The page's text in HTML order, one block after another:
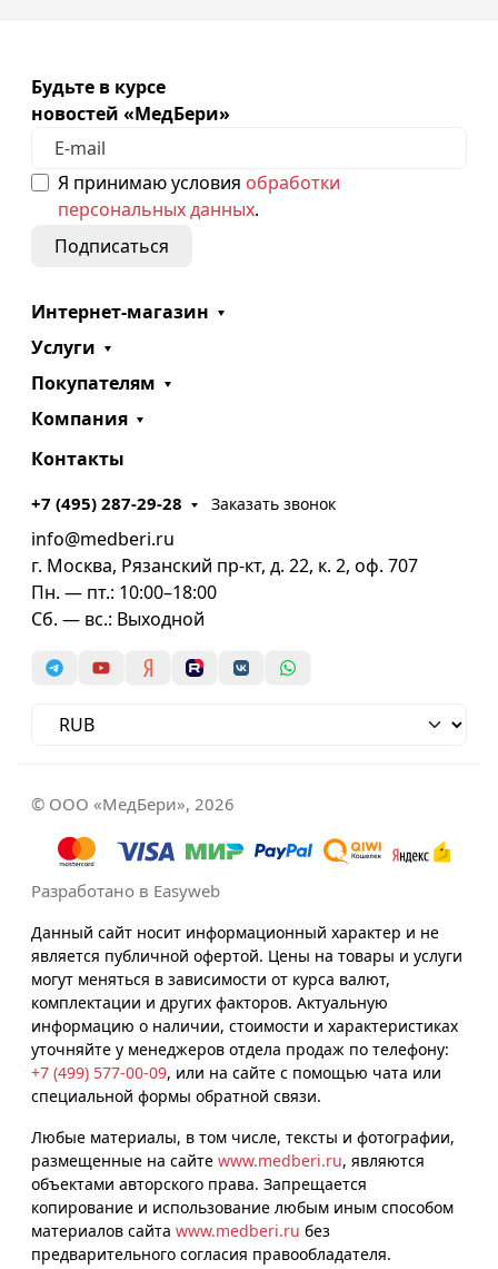
Будьте в курсе
новостей «МедБери»
Я принимаю условия обработки
персональных данных.
Подписаться
Интернет-магазин
Услуги
Покупателям
Компания
Контакты
+7 (495) 287-29-28 Заказать звонок
info@medberi.ru
г. Москва, Рязанский пр-кт, д. 22, к. 2, оф. 707
Пн. — пт.: 10:00–18:00
Cб. — вс.: Выходной
© ООО «МедБери», 2026
Разработано в Easyweb
Данный сайт носит информационный характер и не
является публичной офертой. Цены на товары и услуги
могут меняться в зависимости от курса валют,
комплектации и других факторов. Актуальную
информацию о наличии, стоимости и характеристиках
уточняйте у менеджеров отдела продаж по телефону:
+7 (499) 577-00-09, или на сайте с помощью чата или
специальной формы обратной связи.
Любые материалы, в том числе, тексты и фотографии,
размещенные на сайте www.medberi.ru, являются
объектами авторского права. Запрещается
копирование и использование любым иным способом
материалов сайта www.medberi.ru без
предварительного согласия правообладателя.